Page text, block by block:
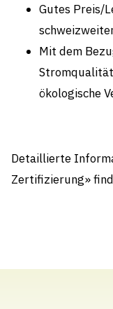
Gutes Preis/
Mit dem
ökologische
Detaillierte
Zertifizierung»